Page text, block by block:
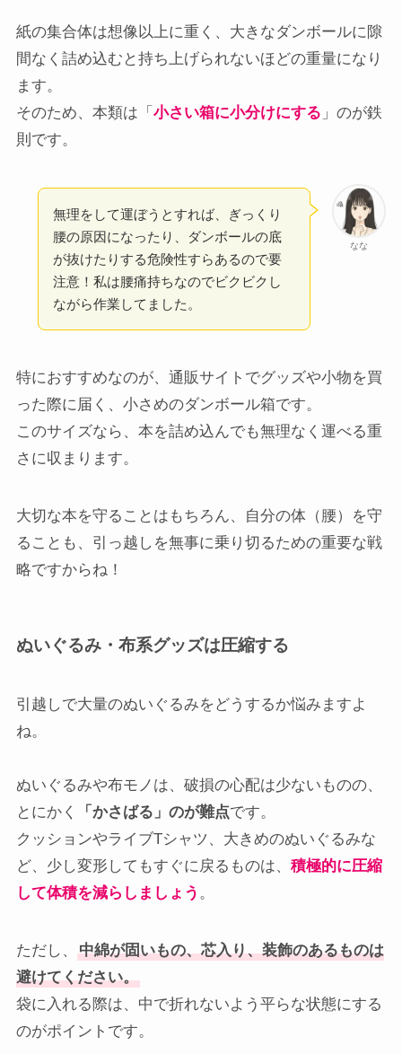
紙の集合体は想像以上に重く、大きなダンボールに隙
間なく詰め込むと持ち上げられないほどの重量になり
ます。
そのため、本類は「 小さい箱に小分けにする 」のが鉄
則です。
なな
無理をして運ぼうとすれば、ぎっくり
腰の原因になったり、ダンボールの底
が抜けたりする危険性すらあるので要
注意！私は腰痛持ちなのでビクビクし
ながら作業してました。
特におすすめなのが、通販サイトでグッズや小物を買
った際に届く、小さめのダンボール箱です。
このサイズなら、本を詰め込んでも無理なく運べる重
さに収まります。
大切な本を守ることはもちろん、自分の体（腰）を守
ることも、引っ越しを無事に乗り切るための重要な戦
略ですからね！
ぬいぐるみ・布系グッズは圧縮する
引越しで大量のぬいぐるみをどうするか悩みますよ
ね。
ぬいぐるみや布モノは、破損の心配は少ないものの、
とにかく
「かさばる」のが難点です。
クッションやライブTシャツ、大きめのぬいぐるみな
ど、少し変形してもすぐに戻るものは、 積極的に圧縮
して体積を減らしましょう 。
ただし、
中綿が固いもの、芯入り、装飾のあるものは
避けてください。
袋に入れる際は、中で折れないよう平らな状態にする
のがポイントです。